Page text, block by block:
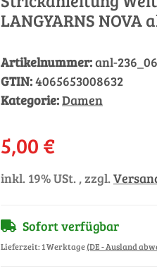
LANGYARNS NOVA
Artikelnummer:anl-
GTIN:4065653008632
Kategorie:Damen
5,00 €
inkl. 19% USt. , zzgl.
Sofort verfügbar
Lieferzeit:1 Werktage(DE - Ausland